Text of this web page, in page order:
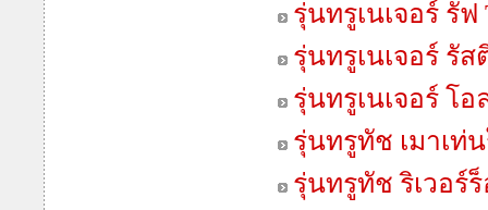
รุ่นทรูเนเจอร์ รัฟ
รุ่นทรูเนเจอร์ รัส
รุ่นทรูเนเจอร์ โอ
รุ่นทรูทัช เมาเท่น
รุ่นทรูทัช ริเวอร์ร็